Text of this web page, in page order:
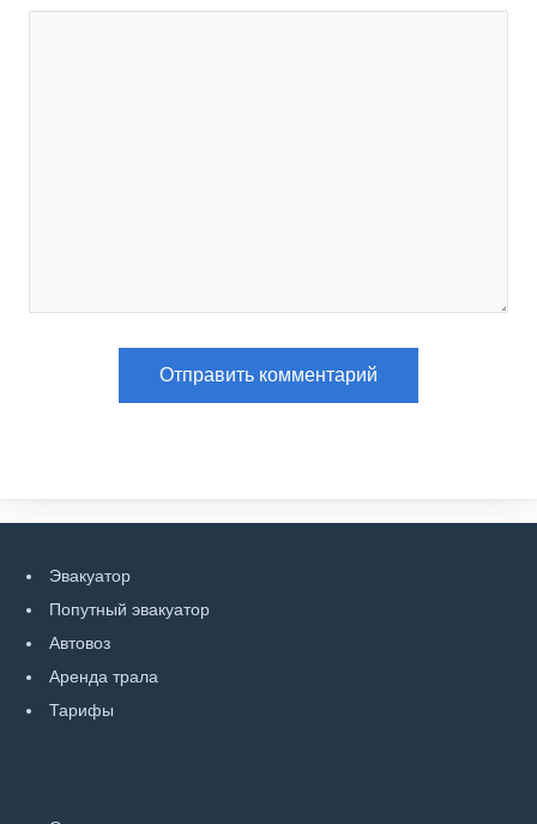
Эвакуатор
Попутный эвакуатор
Автовоз
Аренда трала
Тарифы